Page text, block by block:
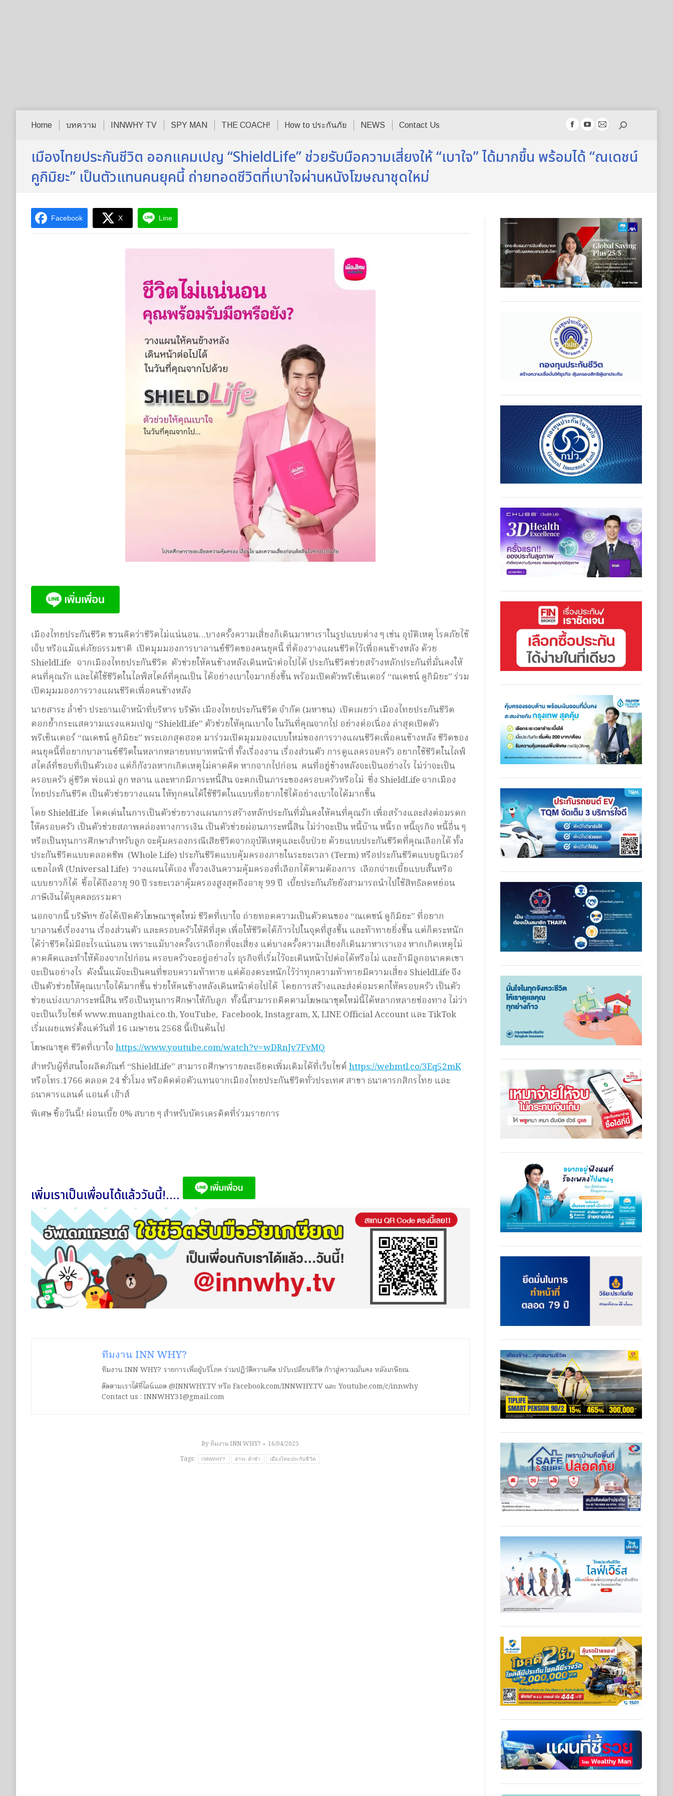
Home บทความ INNWHY TV SPY MAN THE COACH! How to ประกันภัย NEWS Contact Us
Facebook
opens
YouTube
opens
Mail
opens
Search:
เมืองไทยประกันชีวิต ออกแคมเปญ “ShieldLife” ช่วยรับมือความเสี่ยงให้ “เบาใจ” ได้มากขึ้น พร้อมได้ “ณเดชน์
คูกิมิยะ” เป็นตัวแทนคนยุคนี้ ถ่ายทอดชีวิตที่เบาใจผ่านหนังโฆษณาชุดใหม่
Facebook X Line
เมืองไทยประกันชีวิต ชวนคิดว่าชีวิตไม่แน่นอน…บางครั้งความเสี่ยงก็เดินมาหาเราในรูปแบบต่าง ๆ เช่น อุบัติเหตุ โรคภัยไข้
เจ็บ หรือแม้แต่ภัยธรรมชาติ เปิดมุมมองการบาลานซ์ชีวิตของคนยุคนี้ ที่ต้องวางแผนชีวิตไว้เพื่อคนข้างหลัง ด้วย
ShieldLife จากเมืองไทยประกันชีวิต ตัวช่วยให้คนข้างหลังเดินหน้าต่อไปได้ ประกันชีวิตช่วยสร้างหลักประกันที่มั่นคงให้
คนที่คุณรัก และได้ใช้ชีวิตในไลฟ์สไตล์ที่คุณเป็น ได้อย่างเบาใจมากยิ่งขึ้น พร้อมเปิดตัวพรีเซ็นเตอร์ “ณเดชน์ คูกิมิยะ” ร่วม
เปิดมุมมองการวางแผนชีวิตเพื่อคนข้างหลัง
นายสาระ ล่ำซำ ประธานเจ้าหน้าที่บริหาร บริษัท เมืองไทยประกันชีวิต จำกัด (มหาชน) เปิดเผยว่า เมืองไทยประกันชีวิต
ตอกย้ำกระแสความแรงแคมเปญ “ShieldLife” ตัวช่วยให้คุณเบาใจ ในวันที่คุณจากไป อย่างต่อเนื่อง ล่าสุดเปิดตัว
พรีเซ็นเตอร์ “ณเดชน์ คูกิมิยะ” พระเอกสุดฮอต มาร่วมเปิดมุมมองแบบใหม่ของการวางแผนชีวิตเพื่อคนข้างหลัง ชีวิตของ
คนยุคนี้ที่อยากบาลานซ์ชีวิตในหลากหลายบทบาทหน้าที่ ทั้งเรื่องงาน เรื่องส่วนตัว การดูแลครอบครัว อยากใช้ชีวิตในไลฟ์
สไตล์ที่ชอบที่เป็นตัวเอง แต่ก็กังวลหากเกิดเหตุไม่คาดคิด หากจากไปก่อน คนที่อยู่ข้างหลังจะเป็นอย่างไร ไม่ว่าจะเป็น
ครอบครัว คู่ชีวิต พ่อแม่ ลูก หลาน และหากมีภาระหนี้สิน จะตกเป็นภาระของครอบครัวหรือไม่ ซึ่ง ShieldLife จากเมือง
ไทยประกันชีวิต เป็นตัวช่วยวางแผน ให้ทุกคนได้ใช้ชีวิตในแบบที่อยากใช้ได้อย่างเบาใจได้มากขึ้น
โดย ShieldLife โดดเด่นในการเป็นตัวช่วยวางแผนการสร้างหลักประกันที่มั่นคงให้คนที่คุณรัก เพื่อสร้างและส่งต่อมรดก
ให้ครอบครัว เป็นตัวช่วยสภาพคล่องทางการเงิน เป็นตัวช่วยผ่อนภาระหนี้สิน ไม่ว่าจะเป็น หนี้บ้าน หนี้รถ หนี้ธุรกิจ หนี้อื่น ๆ
หรือเป็นทุนการศึกษาสำหรับลูก จะคุ้มครองกรณีเสียชีวิตจากอุบัติเหตุและเจ็บป่วย ด้วยแบบประกันชีวิตที่คุณเลือกได้ ทั้ง
ประกันชีวิตแบบตลอดชีพ (Whole Life) ประกันชีวิตแบบคุ้มครองภายในระยะเวลา (Term) หรือประกันชีวิตแบบยูนิเวอร์
แซลไลฟ์ (Universal Life) วางแผนได้เอง ทั้งวงเงินความคุ้มครองที่เลือกได้ตามต้องการ เลือกจ่ายเบี้ยแบบสั้นหรือ
แบบยาวก็ได้ ซื้อได้ถึงอายุ 90 ปี ระยะเวลาคุ้มครองสูงสุดถึงอายุ 99 ปี เบี้ยประกันภัยยังสามารถนำไปใช้สิทธิลดหย่อน
ภาษีเงินได้บุคคลธรรมดา
นอกจากนี้ บริษัทฯ ยังได้เปิดตัวโฆษณาชุดใหม่ ชีวิตที่เบาใจ ถ่ายทอดความเป็นตัวตนของ “ณเดชน์ คูกิมิยะ” ที่อยาก
บาลานซ์เรื่องงาน เรื่องส่วนตัว และครอบครัวให้ดีที่สุด เพื่อให้ชีวิตได้ก้าวไปในจุดที่สูงขึ้น และท้าทายยิ่งขึ้น แต่ก็ตระหนัก
ได้ว่าชีวิตไม่มีอะไรแน่นอน เพราะแม้บางครั้งเราเลือกที่จะเสี่ยง แต่บางครั้งความเสี่ยงก็เดินมาหาเราเอง หากเกิดเหตุไม่
คาดคิดและทำให้ต้องจากไปก่อน ครอบครัวจะอยู่อย่างไร ธุรกิจที่เริ่มไว้จะเดินหน้าไปต่อได้หรือไม่ และถ้ามีลูกอนาคตเขา
จะเป็นอย่างไร ดังนั้นแม้จะเป็นคนที่ชอบความท้าทาย แต่ต้องตระหนักไว้ว่าทุกความท้าทายมีความเสี่ยง ShieldLife จึง
เป็นตัวช่วยให้คุณเบาใจได้มากขึ้น ช่วยให้คนข้างหลังเดินหน้าต่อไปได้ โดยการสร้างและส่งต่อมรดกให้ครอบครัว เป็นตัว
ช่วยแบ่งเบาภาระหนี้สิน หรือเป็นทุนการศึกษาให้กับลูก ทั้งนี้สามารถติดตามโฆษณาชุดใหม่นี้ได้หลากหลายช่องทาง ไม่ว่า
จะเป็นเว็บไซต์ www.muangthai.co.th, YouTube, Facebook, Instagram, X, LINE Official Account และ TikTok
เริ่มเผยแพร่ตั้งแต่วันที่ 16 เมษายน 2568 นี้เป็นต้นไป
โฆษณาชุด ชีวิตที่เบาใจ https://www.youtube.com/watch?v=wDRnJv7FvMQ
สำหรับผู้ที่สนใจผลิตภัณฑ์ “ShieldLife” สามารถศึกษารายละเอียดเพิ่มเติมได้ที่เว็บไซต์ https://webmtl.co/3Eq52mK
หรือโทร.1766 ตลอด 24 ชั่วโมง หรือติดต่อตัวแทนจากเมืองไทยประกันชีวิตทั่วประเทศ สาขา ธนาคารกสิกรไทย และ
ธนาคารแลนด์ แอนด์ เฮ้าส์
พิเศษ ซื้อวันนี้! ผ่อนเบี้ย 0% สบาย ๆ สำหรับบัตรเครดิตที่ร่วมรายการ
เพิ่มเราเป็นเพื่อนได้แล้ววันนี้!....
ทีมงาน INN WHY?
ทีมงาน INN WHY? รายการเพื่อผู้บริโภค ร่วมปฏิวัติความคิด ปรับเปลี่ยนชีวิต ก้าวสู่ความมั่นคง หลังเกษียณ
ติดตามเราได้ที่ไลน์แอด @INNWHY.TV หรือ Facebook.com/INNWHY.TV และ Youtube.com/c/innwhy
Contact us : INNWHY31@gmail.com
Byทีมงาน INN WHY?
16/04/2025
Tags:
INNWHY? สาระ ล่ำซำ เมืองไทยประกันชีวิต